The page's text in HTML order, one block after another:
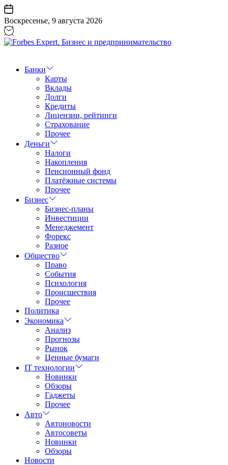
Перейти
к
содержанию
Воскресенье, 9 августа 2026
Бизнес
предпринимательство
Банки
Карты
Вклады
Долги
Кредиты
Лицензии, рейтинги
Страхование
Прочее
Деньги
Налоги
Накопления
Пенсионный фонд
Платёжные системы
Прочее
Бизнес
Бизнес-планы
Инвестиции
Менеджемент
Форекс
Разное
Общество
Право
События
Психология
Происшествия
Прочее
Политика
Экономика
Анализ
Прогнозы
Рынок
Ценные бумаги
IT технологии
Новинки
Обзоры
Гаджеты
Прочее
Авто
Автоновости
Автосоветы
Новинки
Обзоры
Новости